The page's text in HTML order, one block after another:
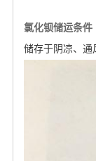
氯化钡储运条件
储存于阴凉、通